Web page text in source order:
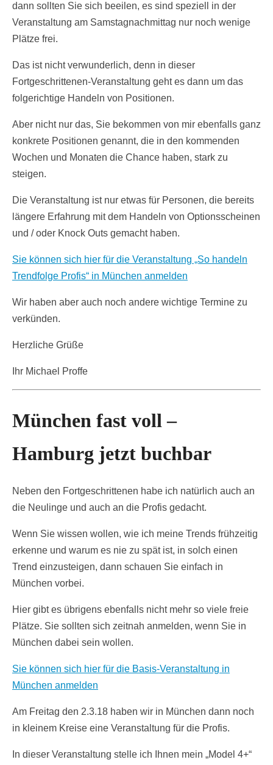
dann sollten Sie sich beeilen, es sind speziell in der
Veranstaltung am Samstagnachmittag nur noch wenige
Plätze frei.
Das ist nicht verwunderlich, denn in dieser
Fortgeschrittenen-Veranstaltung geht es dann um das
folgerichtige Handeln von Positionen.
Aber nicht nur das, Sie bekommen von mir ebenfalls ganz
konkrete Positionen genannt, die in den kommenden
Wochen und Monaten die Chance haben, stark zu
steigen.
Die Veranstaltung ist nur etwas für Personen, die bereits
längere Erfahrung mit dem Handeln von Optionsscheinen
und / oder Knock Outs gemacht haben.
Sie können sich hier für die Veranstaltung „So handeln
Trendfolge Profis“ in München anmelden
Wir haben aber auch noch andere wichtige Termine zu
verkünden.
Herzliche Grüße
Ihr Michael Proffe
München fast voll –
Hamburg jetzt buchbar
Neben den Fortgeschrittenen habe ich natürlich auch an
die Neulinge und auch an die Profis gedacht.
Wenn Sie wissen wollen, wie ich meine Trends frühzeitig
erkenne und warum es nie zu spät ist, in solch einen
Trend einzusteigen, dann schauen Sie einfach in
München vorbei.
Hier gibt es übrigens ebenfalls nicht mehr so viele freie
Plätze. Sie sollten sich zeitnah anmelden, wenn Sie in
München dabei sein wollen.
Sie können sich hier für die Basis-Veranstaltung in
München anmelden
Am Freitag den 2.3.18 haben wir in München dann noch
in kleinem Kreise eine Veranstaltung für die Profis.
In dieser Veranstaltung stelle ich Ihnen mein „Model 4+“